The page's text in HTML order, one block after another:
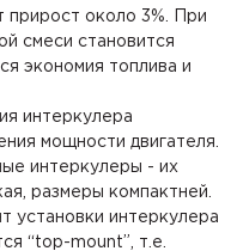
прирост около 3%. При
смеси становится
экономия топлива и
интеркулера
мощности двигателя.
интеркулеры - их
размеры компактней.
установки интеркулера
“top-mount”, т.е.